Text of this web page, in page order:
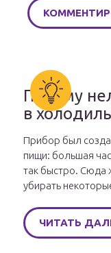
Почему
в
Прибор был
пищи: большая
так быстро.
убирать
ЧИТАТЬ